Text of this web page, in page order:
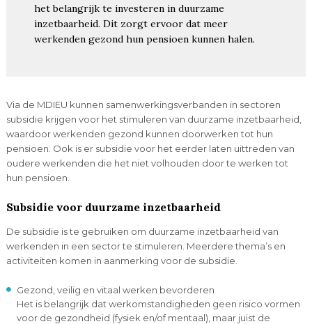
het belangrijk te investeren in duurzame
inzetbaarheid. Dit zorgt ervoor dat meer
werkenden gezond hun pensioen kunnen halen.
Via de MDIEU kunnen samenwerkingsverbanden in sectoren
subsidie krijgen voor het stimuleren van duurzame inzetbaarheid,
waardoor werkenden gezond kunnen doorwerken tot hun
pensioen. Ook is er subsidie voor het eerder laten uittreden van
oudere werkenden die het niet volhouden door te werken tot
hun pensioen.
Subsidie voor duurzame inzetbaarheid
De subsidie is te gebruiken om duurzame inzetbaarheid van
werkenden in een sector te stimuleren. Meerdere thema’s en
activiteiten komen in aanmerking voor de subsidie.
Gezond, veilig en vitaal werken bevorderen
Het is belangrijk dat werkomstandigheden geen risico vormen
voor de gezondheid (fysiek en/of mentaal), maar juist de